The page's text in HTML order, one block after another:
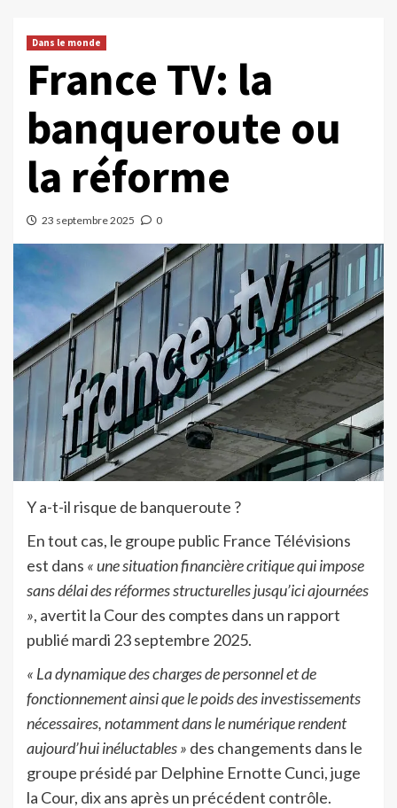
Dans le monde
France TV: la
banqueroute ou
la réforme
23 septembre 2025 0
Y a-t-il risque de banqueroute ?
En tout cas, le groupe public France Télévisions
est dans « une situation financière critique qui impose
sans délai des réformes structurelles jusqu’ici ajournées
», avertit la Cour des comptes dans un rapport
publié mardi 23 septembre 2025.
« La dynamique des charges de personnel et de
fonctionnement ainsi que le poids des investissements
nécessaires, notamment dans le numérique rendent
aujourd’hui inéluctables » des changements dans le
groupe présidé par Delphine Ernotte Cunci, juge
la Cour, dix ans après un précédent contrôle.